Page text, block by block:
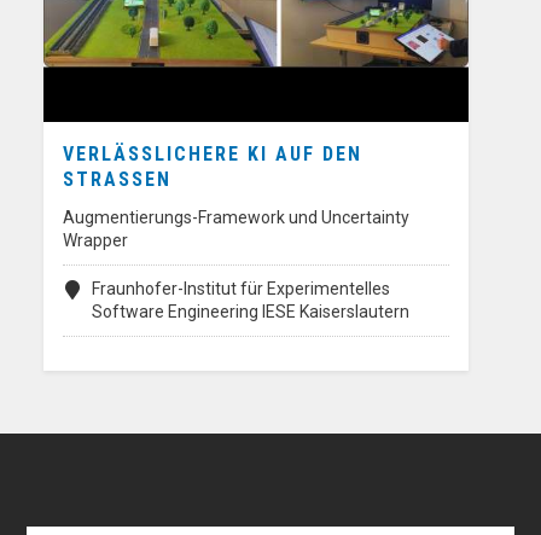
VERLÄSSLICHERE KI AUF DEN
STRASSEN
Augmentierungs-Framework und Uncertainty
Wrapper
Fraunhofer-Institut für Experimentelles
Software Engineering IESE Kaiserslautern